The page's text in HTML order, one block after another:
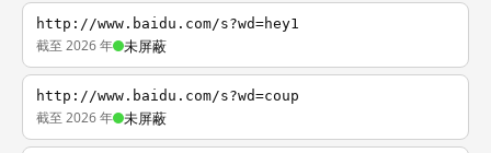
http://www.baidu.com/s?wd=hey1
截至 2026 年 未屏蔽
http://www.baidu.com/s?wd=coup
截至 2026 年 未屏蔽